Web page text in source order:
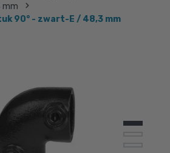
mm
90° - zwart-E / 48,3 mm